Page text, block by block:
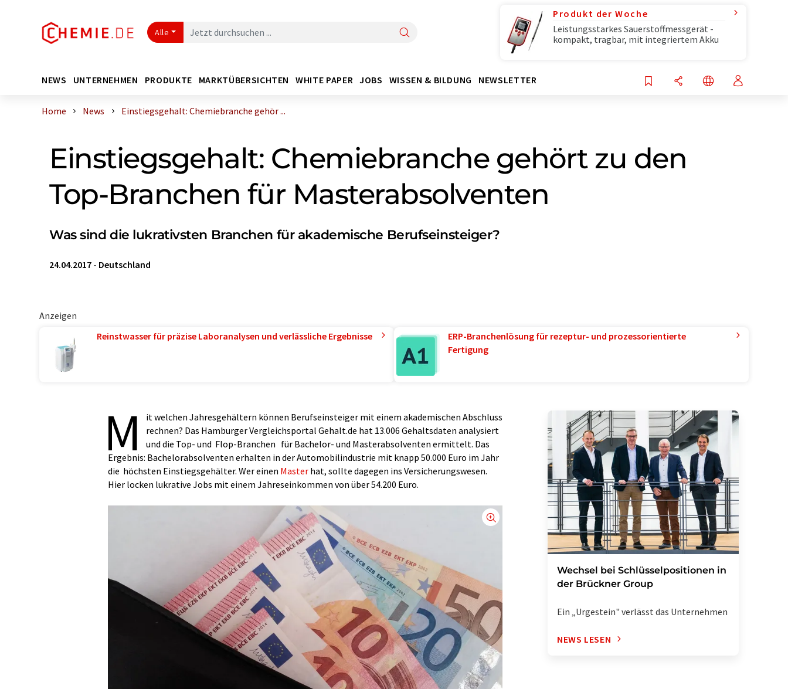
Alle
Produkt der Woche
Leistungsstarkes Sauerstoffmessgerät -
kompakt, tragbar, mit integriertem Akku
NEWS UNTERNEHMEN PRODUKTE MARKTÜBERSICHTEN WHITE PAPER JOBS WISSEN & BILDUNG NEWSLETTER
Home News Einstiegsgehalt: Chemiebranche gehör ...
Einstiegsgehalt: Chemiebranche gehört zu den
Top-Branchen für Masterabsolventen
Was sind die lukrativsten Branchen für akademische Berufseinsteiger?
24.04.2017 - Deutschland
Anzeigen
Reinstwasser für präzise Laboranalysen und verlässliche Ergebnisse
ERP-Branchenlösung für rezeptur- und prozessorientierte
Fertigung
M
it welchen Jahresgehältern können Berufseinsteiger mit einem akademischen Abschluss
rechnen? Das Hamburger Vergleichsportal Gehalt.de hat 13.006 Gehaltsdaten analysiert
und die Top- und Flop-Branchen für Bachelor- und Masterabsolventen ermittelt. Das
Ergebnis: Bachelorabsolventen erhalten in der Automobilindustrie mit knapp 50.000 Euro im Jahr
die höchsten Einstiegsgehälter. Wer einen Master hat, sollte dagegen ins Versicherungswesen.
Hier locken lukrative Jobs mit einem Jahreseinkommen von über 54.200 Euro.
Wechsel bei Schlüsselpositionen in
der Brückner Group
Ein „Urgestein" verlässt das Unternehmen
NEWS LESEN